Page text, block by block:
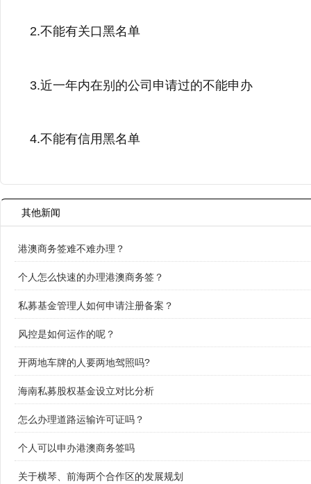
2.不能有关口黑名单
3.近一年内在别的公司申请过的不能申办
4.不能有信用黑名单
其他新闻
港澳商务签难不难办理？
个人怎么快速的办理港澳商务签？
私募基金管理人如何申请注册备案？
风控是如何运作的呢？
开两地车牌的人要两地驾照吗?
海南私募股权基金设立对比分析
怎么办理道路运输许可证吗？
个人可以申办港澳商务签吗
关于横琴、前海两个合作区的发展规划